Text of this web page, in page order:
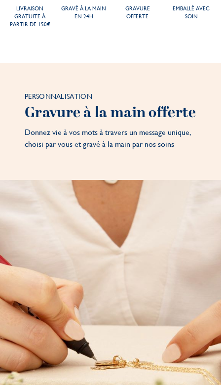
LIVRAISON
GRATUITE À
PARTIR DE 150€
GRAVÉ À LA MAIN
EN 24H
GRAVURE
OFFERTE
EMBALLÉ AVEC
SOIN
PERSONNALISATION
Gravure à la main offerte
Donnez vie à vos mots à travers un message unique,
choisi par vous et gravé à la main par nos soins